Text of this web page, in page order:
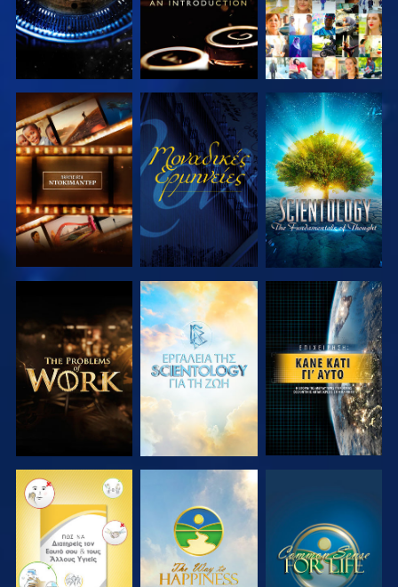
ΕΞΕΡΕΥΝΗΣΤΕ
ΤΗ ΣΕΙΡΑ
ΠΑΡΑΚΟΛΟΥΘΗΣΤΕ
ΕΞΕΡΕΥΝΗΣΤΕ
ΤΗ ΣΕΙΡΑ
ΕΞΕΡΕΥΝΗΣΤΕ
ΤΗ ΣΕΙΡΑ
ΕΞΕΡΕΥΝΗΣΤΕ
ΤΗ ΣΕΙΡΑ
ΠΑΡΑΚΟΛΟΥΘΗΣΤΕ
ΠΑΡΑΚΟΛΟΥΘΗΣΤΕ ΠΑΡΑΚΟΛΟΥΘΗΣΤΕ ΠΑΡΑΚΟΛΟΥΘΗΣΤΕ